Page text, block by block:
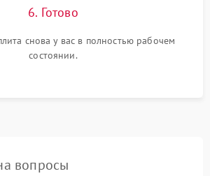
6. Готово
снова у вас в полностью рабочем
состоянии.
вопросы